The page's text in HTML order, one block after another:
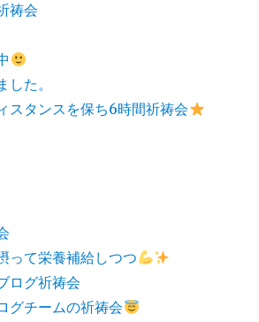
祷会
した。
スタンスを保ち6時間祈祷会
って栄養補給しつつ
ログ祈祷会
グチームの祈祷会